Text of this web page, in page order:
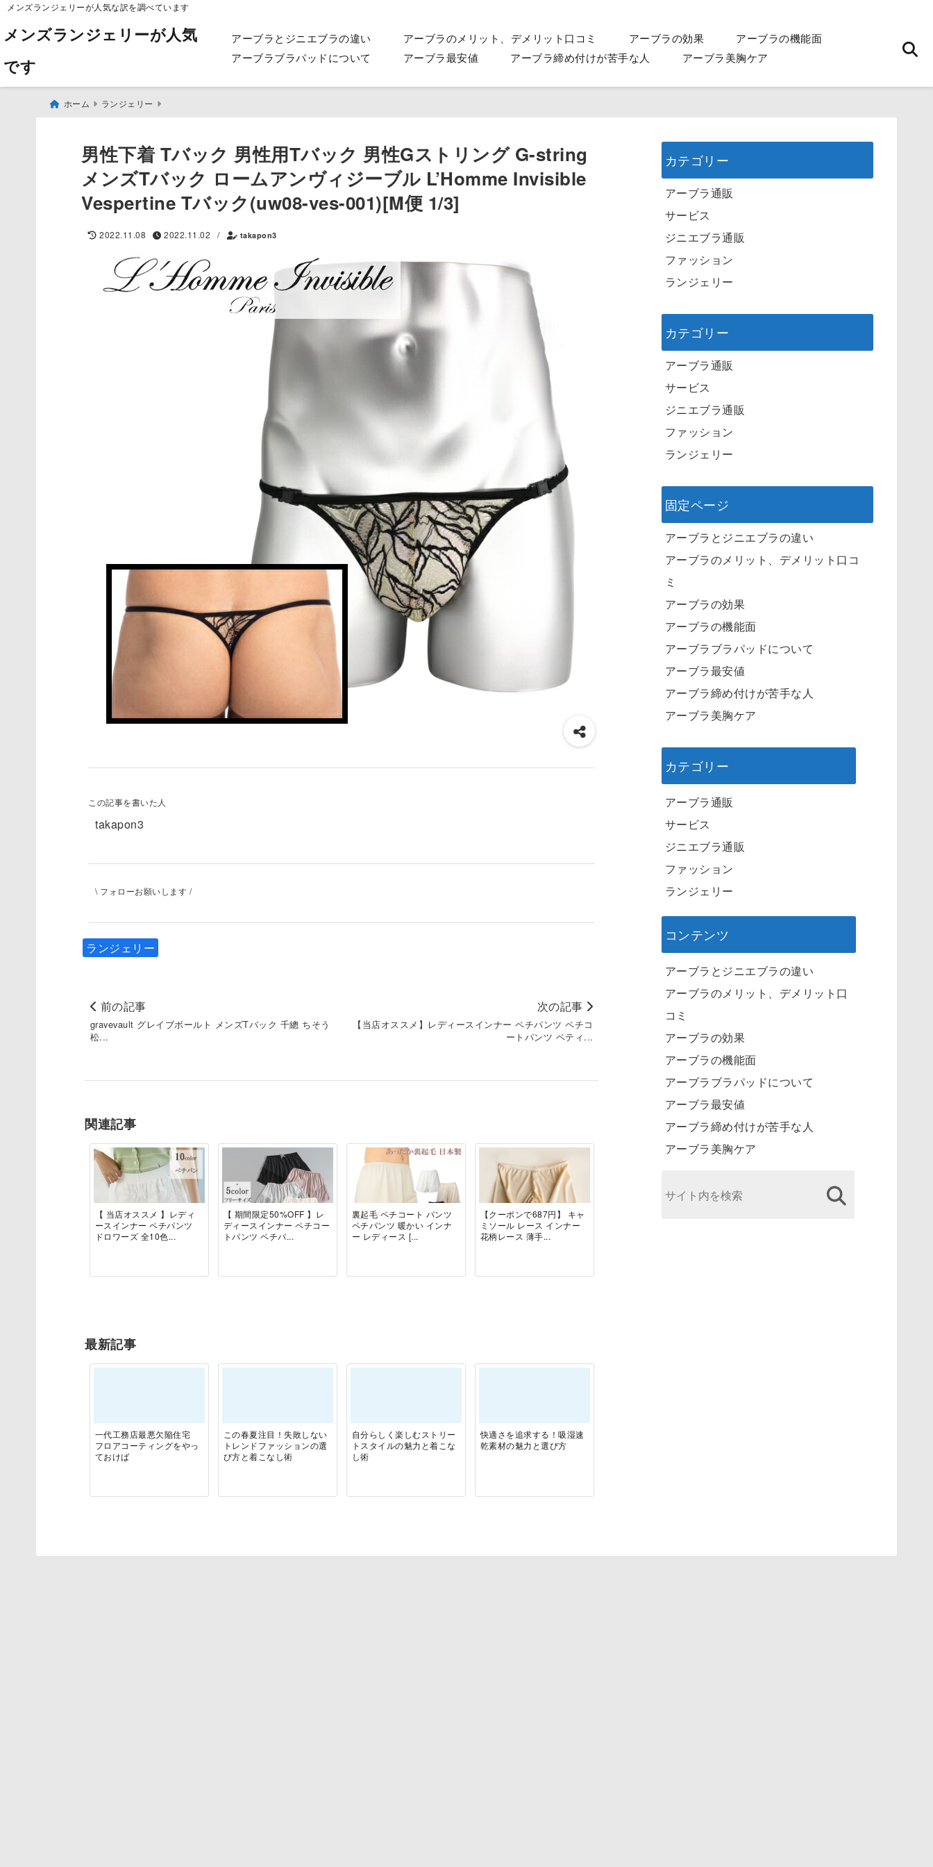
メンズランジェリーが人気な訳を調べています
メンズランジェリーが人気
です
アーブラとジニエブラの違い アーブラのメリット、デメリット口コミ アーブラの効果
アーブラの機能面
アーブラブラパッドについて
アーブラ最安値 アーブラ締め付けが苦手な人 アーブラ美胸ケア
ホーム ランジェリー
男性下着 Tバック 男性用Tバック 男性Gストリング G-string
メンズTバック ロームアンヴィジーブル L’Homme Invisible
Vespertine Tバック(uw08-ves-001)[M便 1/3]
2022.11.08 2022.11.02 / takapon3
この記事を書いた人
takapon3
\ フォローお願いします /
ランジェリー
前の記事
gravevault グレイブボールト メンズTバック 千總 ちそう
松...
次の記事
【当店オススメ】レディースインナー ペチパンツ ペチコ
ートパンツ ペティ...
関連記事
【 当店オススメ 】レディ
ースインナー ペチパンツ
ドロワーズ 全10色...
【 期間限定50%OFF 】レ
ディースインナー ペチコー
トパンツ ペチパ...
裏起毛 ペチコート パンツ
ペチパンツ 暖かい インナ
ー レディース [...
【クーポンで687円】 キャ
ミソール レース インナー
花柄レース 薄手...
最新記事
一代工務店最悪欠陥住宅
フロアコーティングをやっ
ておけば
この春夏注目！失敗しない
トレンドファッションの選
び方と着こなし術
自分らしく楽しむストリー
トスタイルの魅力と着こな
し術
快適さを追求する！吸湿速
乾素材の魅力と選び方
カテゴリー
アーブラ通販
サービス
ジニエブラ通販
ファッション
ランジェリー
カテゴリー
アーブラ通販
サービス
ジニエブラ通販
ファッション
ランジェリー
固定ページ
アーブラとジニエブラの違い
アーブラのメリット、デメリット口コ
ミ
アーブラの効果
アーブラの機能面
アーブラブラパッドについて
アーブラ最安値
アーブラ締め付けが苦手な人
アーブラ美胸ケア
カテゴリー
アーブラ通販
サービス
ジニエブラ通販
ファッション
ランジェリー
コンテンツ
アーブラとジニエブラの違い
アーブラのメリット、デメリット口
コミ
アーブラの効果
アーブラの機能面
アーブラブラパッドについて
アーブラ最安値
アーブラ締め付けが苦手な人
アーブラ美胸ケア